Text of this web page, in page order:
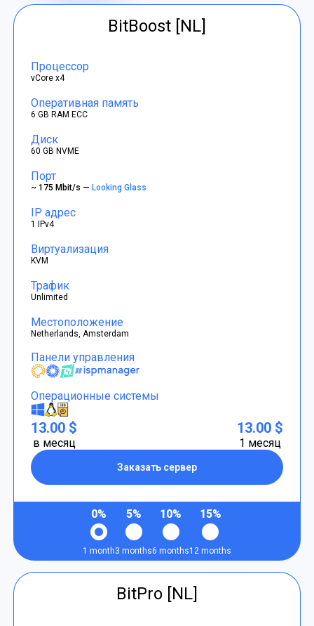
BitBoost [NL]
Процессор
vCore x4
Оперативная память
6 GB RAM ECC
Диск
60 GB NVME
Порт
~ 175 Mbit/s —Looking Glass
IP адрес
1 IPv4
Виртуализация
KVM
Трафик
Unlimited
Местоположение
Netherlands, Amsterdam
Панели управления
Операционные системы
13.00 $
в месяц
Заказать сервер
13.00 $
1 месяц
0%
1 month
5%
3 months
10%
6 months
15%
12 months
BitPro [NL]